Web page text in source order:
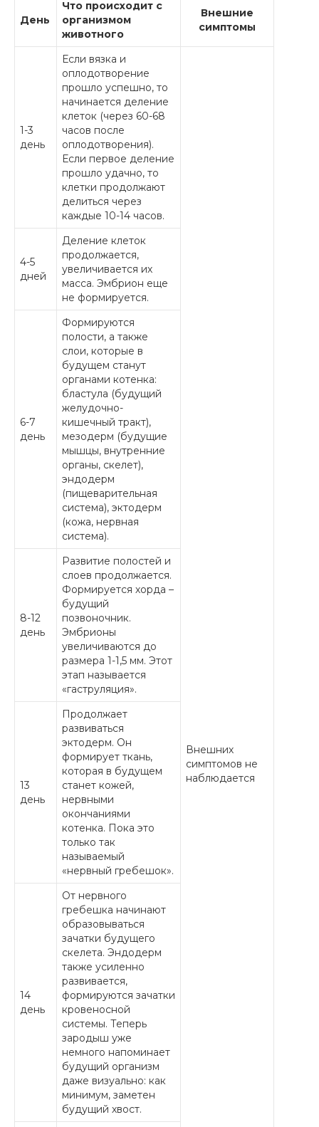
День
Что происходит с
организмом
животного
Внешние
симптомы
1-3
день
Если вязка и
оплодотворение
прошло успешно, то
начинается деление
клеток (через 60-68
часов после
оплодотворения).
Если первое деление
прошло удачно, то
клетки продолжают
делиться через
каждые 10-14 часов.
Внешних
симптомов не
наблюдается
4-5
дней
Деление клеток
продолжается,
увеличивается их
масса. Эмбрион еще
не формируется.
6-7
день
Формируются
полости, а также
слои, которые в
будущем станут
органами котенка:
бластула (будущий
желудочно-
кишечный тракт),
мезодерм (будущие
мышцы, внутренние
органы, скелет),
эндодерм
(пищеварительная
система), эктодерм
(кожа, нервная
система).
8-12
день
Развитие полостей и
слоев продолжается.
Формируется хорда –
будущий
позвоночник.
Эмбрионы
увеличиваются до
размера 1-1,5 мм. Этот
этап называется
«гаструляция».
13
день
Продолжает
развиваться
эктодерм. Он
формирует ткань,
которая в будущем
станет кожей,
нервными
окончаниями
котенка. Пока это
только так
называемый
«нервный гребешок».
14
день
От нервного
гребешка начинают
образовываться
зачатки будущего
скелета. Эндодерм
также усиленно
развивается,
формируются зачатки
кровеносной
системы. Теперь
зародыш уже
немного напоминает
будущий организм
даже визуально: как
минимум, заметен
будущий хвост.